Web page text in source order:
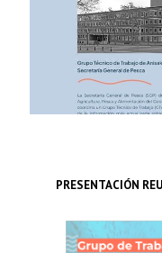
PRESENTACIÓN